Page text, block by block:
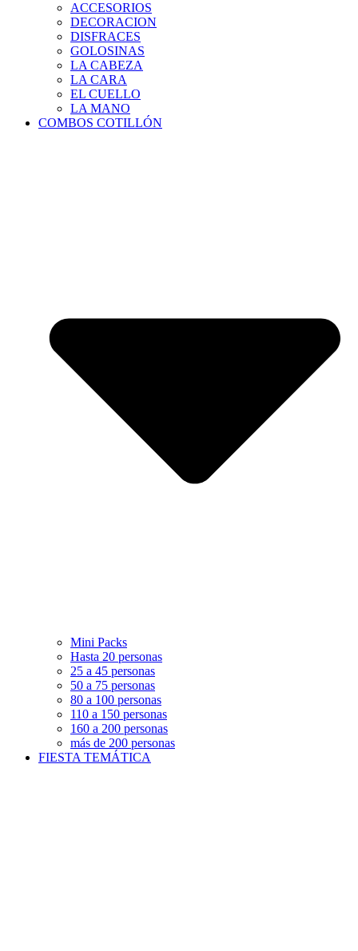
ACCESORIOS
DECORACION
DISFRACES
GOLOSINAS
LA CABEZA
LA CARA
EL CUELLO
LA MANO
COMBOS COTILLÓN
Mini Packs
Hasta 20 personas
25 a 45 personas
50 a 75 personas
80 a 100 personas
110 a 150 personas
160 a 200 personas
más de 200 personas
FIESTA TEMÁTICA